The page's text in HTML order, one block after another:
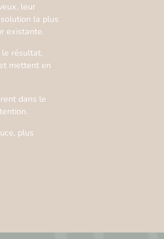
leur
la plus
existante.
résultat,
mettent en
dans le
plus